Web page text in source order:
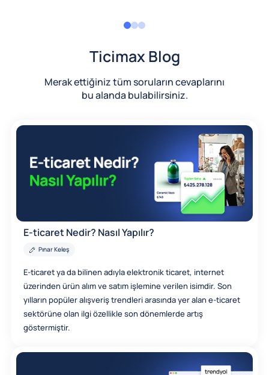
Ticimax Blog
Merak ettiğiniz tüm soruların cevaplarını
bu alanda bulabilirsiniz.
E-ticaret Nedir? Nasıl Yapılır?
Pınar Keleş
E-ticaret ya da bilinen adıyla elektronik ticaret, internet
üzerinden ürün alım ve satım işlemine verilen isimdir. Son
yılların popüler alışveriş trendleri arasında yer alan e-ticaret
sektörüne olan ilgi özellikle son dönemlerde artış
göstermiştir.